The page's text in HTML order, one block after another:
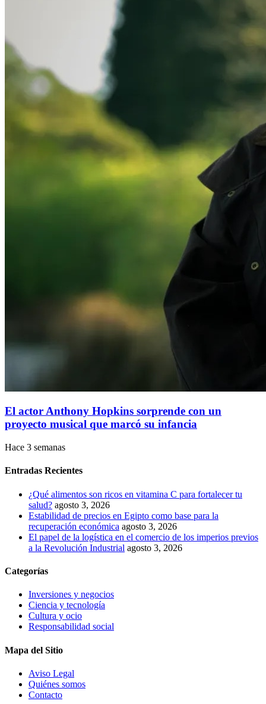
El actor Anthony Hopkins sorprende con un
proyecto musical que marcó su infancia
Hace 3 semanas
Entradas Recientes
¿Qué alimentos son ricos en vitamina C para fortalecer tu
salud? agosto 3, 2026
Estabilidad de precios en Egipto como base para la
recuperación económica agosto 3, 2026
El papel de la logística en el comercio de los imperios previos
a la Revolución Industrial agosto 3, 2026
Categorías
Inversiones y negocios
Ciencia y tecnología
Cultura y ocio
Responsabilidad social
Mapa del Sitio
Aviso Legal
Quiénes somos
Contacto